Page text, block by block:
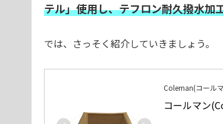
テル」使用し、テフロン耐久撥水加
では、さっそく紹介していきましょう。
Coleman(コール
コールマン